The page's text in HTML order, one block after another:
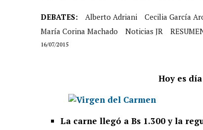
DEBATES: Alberto Adriani Cecilia García
María Corina Machado
Noticias JR
16/07/2015
Hoy es
La carne llegó a Bs 1.300 y la